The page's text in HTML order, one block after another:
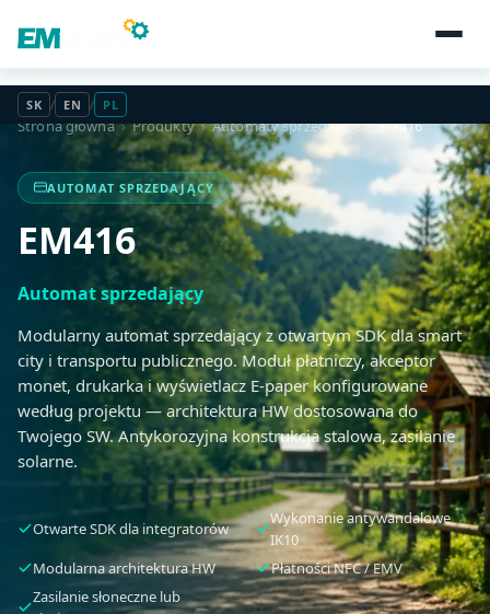
SK / EN / PL
Strona główna › Produkty › Automaty sprzedające › EM416
AUTOMAT SPRZEDAJĄCY
EM416
Automat sprzedający
Modularny automat sprzedający z otwartym SDK dla smart
city i transportu publicznego. Moduł płatniczy, akceptor
monet, drukarka i wyświetlacz E-paper konfigurowane
według projektu — architektura HW dostosowana do
Twojego SW. Antykorozyjna konstrukcja stalowa, zasilanie
solarne.
Otwarte SDK dla integratorów
Wykonanie antywandalowe
IK10
Modularna architektura HW
Płatności NFC / EMV
Zasilanie słoneczne lub